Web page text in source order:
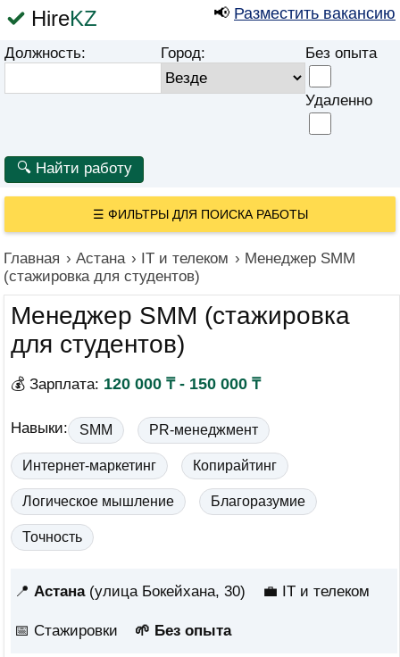
HireKZ 📢 Разместить вакансию
Должность: Город: Без опыта
Удаленно
☰ ФИЛЬТРЫ ДЛЯ ПОИСКА РАБОТЫ
Главная › Астана › IT и телеком › Менеджер SMM
(стажировка для студентов)
Менеджер SMM (стажировка
для студентов)
💰 Зарплата: 120 000 ₸ - 150 000 ₸
Навыки: SMM PR-менеджмент
Интернет-маркетинг Копирайтинг
Логическое мышление Благоразумие
Точность
📍 Астана(улица Бокейхана, 30) 💼 IT и телеком
📅 Стажировки 🌱 Без опыта